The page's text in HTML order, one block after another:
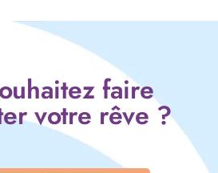
faire
votre rêve ?